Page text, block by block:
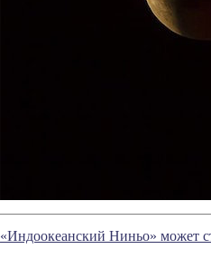
«Индоокеанский Ниньо» может